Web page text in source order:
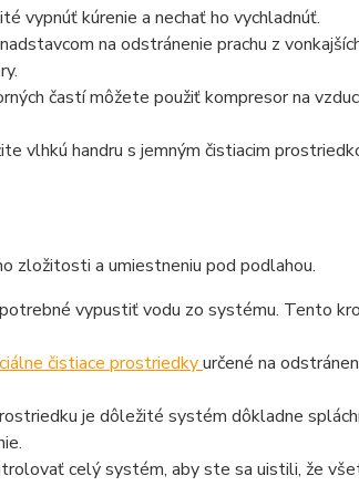
vypnúť kúrenie a nechať ho vychladnúť.
na odstránenie prachu z
častí môžete použiť kompresor na
vlhkú handru s jemným čistiacim
zložitosti a umiestneniu pod podlahou.
vypustiť vodu zo systému. Tento
čistiace prostriedkyurčené na
je dôležité systém dôkladne
celý systém, aby ste sa uistili, že